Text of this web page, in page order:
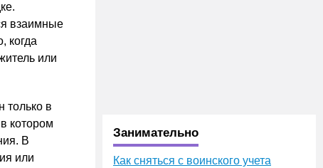
взаимные
когда
или
только в
котором
В
или
Занимательно
Как сняться с воинского учета